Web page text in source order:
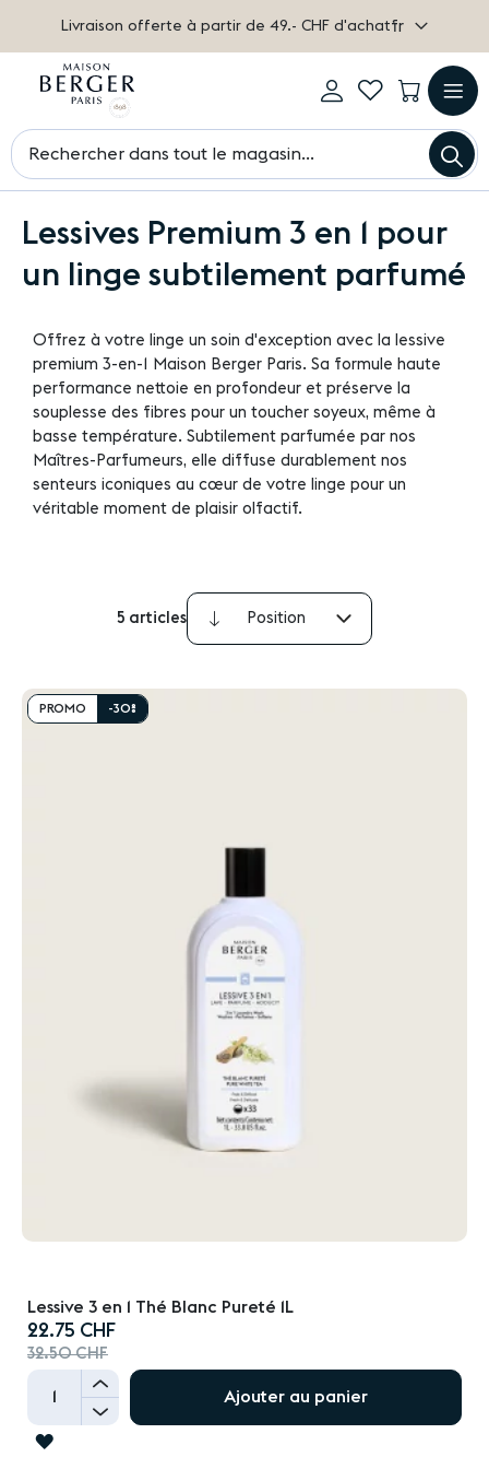
Livraison offerte à partir de 49.- CHF d'achatLangue
fr
Chercher
Mon
My
Wishlist
Mon
Lessives Premium 3 en 1 pour
un linge subtilement parfumé
Offrez à votre linge un soin d'exception avec la lessive
premium 3-en-1 Maison Berger Paris. Sa formule haute
performance nettoie en profondeur et préserve la
souplesse des fibres pour un toucher soyeux, même à
basse température. Subtilement parfumée par nos
Maîtres-Parfumeurs, elle diffuse durablement nos
senteurs iconiques au cœur de votre linge pour un
véritable moment de plaisir olfactif.
5 articles
Par
Lessive 3 en 1 Thé Blanc Pureté 1L
Prix
spécial
22.75 CHF
32.50 CHF
PROMO -30%
+
-
Ajouter au panier
AJOUTER